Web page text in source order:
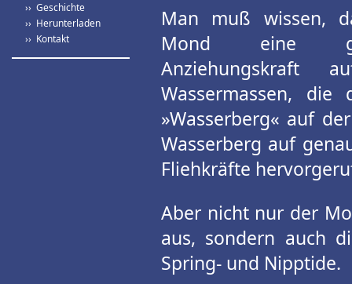
›› Geschichte
›› Herunterladen
›› Kontakt
Man muß wissen,
Mond eine
Anziehungskraft
Wassermassen,
»Wasserberg« auf
Wasserberg auf
Fliehkräfte
Aber nicht nur der
aus, sondern auch
Spring- und Nipptide.